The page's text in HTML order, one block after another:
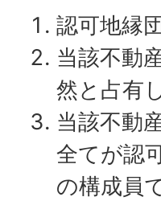
認可地縁
当該不動
然と占有
当該不動
全てが認
の構成員